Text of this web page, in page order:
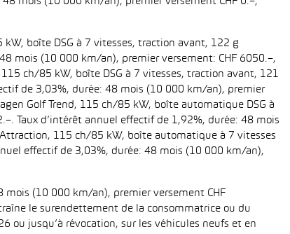
kW, boîte DSG à 7 vitesses, traction avant, 122 g
mois (10 000 km/an), premier versement: CHF 6050.–,
ch/85 kW, boîte DSG à 7 vitesses, traction avant, 121
de 3,03%, durée: 48 mois (10 000 km/an), premier
Golf Trend, 115 ch/85 kW, boîte automatique DSG à
Taux d’intérêt annuel effectif de 1,92%, durée: 48 mois
115 ch/85 kW, boîte automatique à 7 vitesses
effectif de 3,03%, durée: 48 mois (10 000 km/an),
mois (10 000 km/an), premier versement CHF
le surendettement de la consommatrice ou du
ou jusqu’à révocation, sur les véhicules neufs et en